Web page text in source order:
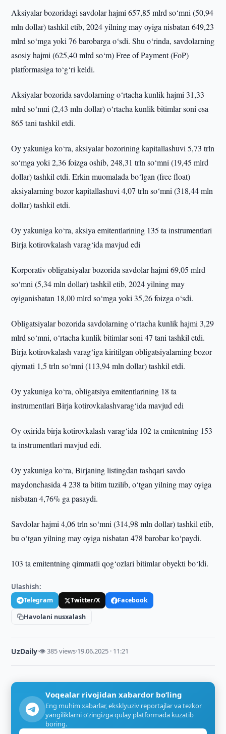
Aksiyalar bozoridagi savdolar hajmi 657,85 mlrd so‘mni (50,94
mln dollar) tashkil etib, 2024 yilning may oyiga nisbatan 649,23
mlrd so‘mga yoki 76 barobarga o‘sdi. Shu o‘rinda, savdolarning
asosiy hajmi (625,40 mlrd so‘m) Free of Payment (FoP)
platformasiga to‘g‘ri keldi.
Aksiyalar bozorida savdolarning o‘rtacha kunlik hajmi 31,33
mlrd so‘mni (2,43 mln dollar) o‘rtacha kunlik bitimlar soni esa
865 tani tashkil etdi.
Oy yakuniga ko‘ra, aksiyalar bozorining kapitallashuvi 5,73 trln
so‘mga yoki 2,36 foizga oshib, 248,31 trln so‘mni (19,45 mlrd
dollar) tashkil etdi. Erkin muomalada bo‘lgan (free float)
aksiyalarning bozor kapitallashuvi 4,07 trln so‘mni (318,44 mln
dollar) tashkil etdi.
Oy yakuniga ko‘ra, aksiya emitentlarining 135 ta instrumentlari
Birja kotirovkalash varag‘ida mavjud edi
Korporativ obligatsiyalar bozorida savdolar hajmi 69,05 mlrd
so‘mni (5,34 mln dollar) tashkil etib, 2024 yilning may
oyiganisbatan 18,00 mlrd so‘mga yoki 35,26 foizga o‘sdi.
Obligatsiyalar bozorida savdolarning o‘rtacha kunlik hajmi 3,29
mlrd so‘mni, o‘rtacha kunlik bitimlar soni 47 tani tashkil etdi.
Birja kotirovkalash varag‘iga kiritilgan obligatsiyalarning bozor
qiymati 1,5 trln so‘mni (113,94 mln dollar) tashkil etdi.
Oy yakuniga ko‘ra, obligatsiya emitentlarining 18 ta
instrumentlari Birja kotirovkalashvarag‘ida mavjud edi
Oy oxirida birja kotirovkalash varag‘ida 102 ta emitentning 153
ta instrumentlari mavjud edi.
Oy yakuniga ko‘ra, Birjaning listingdan tashqari savdo
maydonchasida 4 238 ta bitim tuzilib, o‘tgan yilning may oyiga
nisbatan 4,76% ga pasaydi.
Savdolar hajmi 4,06 trln so‘mni (314,98 mln dollar) tashkil etib,
bu o‘tgan yilning may oyiga nisbatan 478 barobar ko‘paydi.
103 ta emitentning qimmatli qog‘ozlari bitimlar obyekti bo‘ldi.
Ulashish:
Telegram Twitter/X
Facebook
Havolani nusxalash
UzDaily·👁 385 views·19.06.2025 · 11:21
Voqealar rivojidan xabardor bo‘ling
Eng muhim xabarlar, eksklyuziv reportajlar va tezkor
yangiliklarni o‘zingizga qulay platformada kuzatib
boring.